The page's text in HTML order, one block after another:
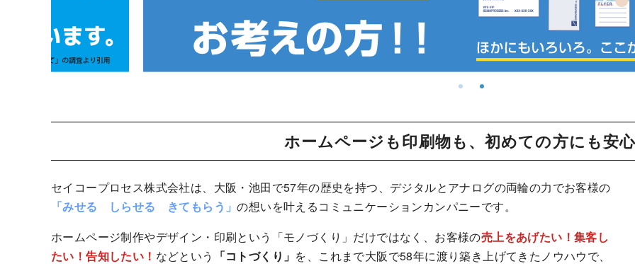
ホームページも印刷物も、初めての方にも安
セイコープロセス株式会社は、大阪・池田で57年の歴史を持つ、デジタルとアナログの両輪の力でお客様の
「みせる しらせる きてもらう」の想いを叶えるコミュニケーションカンパニーです。
ホームページ制作やデザイン・印刷という「モノづくり」だけではなく、お客様の売上をあげたい！集客し
たい！告知したい！ などという 「コトづくり」 を、これまで大阪で58年に渡り築き上げてきたノウハウで、